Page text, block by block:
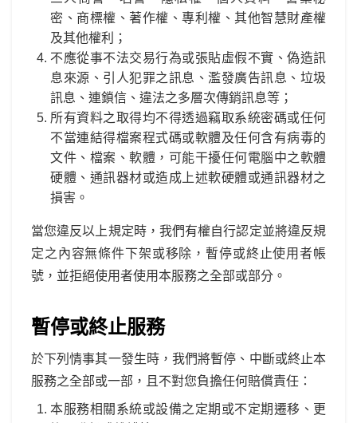
密、商標權、著作權、專利權、其他智慧財產權
及其他權利；
不應從事不法交易行為或張貼虛假不實、偽造訊
息來源、引人犯罪之訊息、濫發廣告訊息、垃圾
訊息、連鎖信、違法之多層次傳銷訊息等；
所有資料之取得均不得透過竊取系統密碼或任何
不當連結得檔案程式碼或軟體及任何含有病毒的
文件、檔案、軟體，可能干擾任何電腦中之軟體
硬體、通訊器材或造成上述軟硬體或通訊器材之
損害。
當您違反以上規定時，我們有權自行認定並將違反規
定之內容無條件下架或移除，暫停或終止使用者帳
號，並拒絕使用者使用本服務之全部或部分。
暫停或終止服務
於下列情事其一發生時，我們將暫停、中斷或終止本
服務之全部或一部，且不對您負擔任何賠償責任：
本服務相關系統或設備之定期或不定期遷移、更